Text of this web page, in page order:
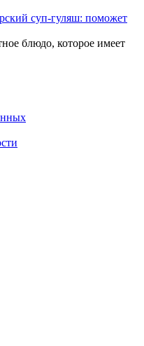
суп-гуляш: поможет
блюдо, которое имеет